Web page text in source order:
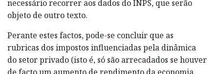
necessário recorrer aos dados do INPS, que serão
objeto de outro texto.
Perante estes factos, pode-se concluir que as
rubricas dos impostos influenciadas pela dinâmica
do setor privado (isto é, só são arrecadados se houver